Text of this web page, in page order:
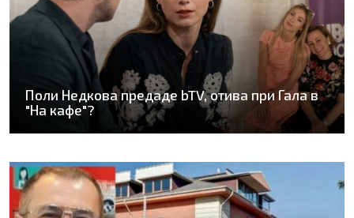
Поли Недкова предаде bTV, отива при Гала в
"На кафе"?